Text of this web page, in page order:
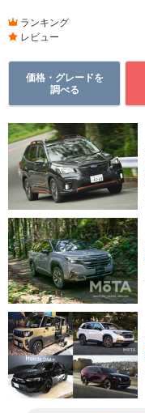
ランキング
レビュー
価格・グレードを
調べる